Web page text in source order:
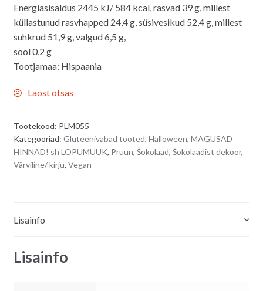
Energiasisaldus 2445 kJ/ 584 kcal, rasvad 39 g, millest
küllastunud rasvhapped 24,4 g, süsivesikud 52,4 g, millest
suhkrud 51,9 g, valgud 6,5 g,
sool 0,2 g
Tootjamaa: Hispaania
Laost otsas
Tootekood: PLM055
Kategooriad: Gluteenivabad tooted, Halloween, MAGUSAD
HINNAD! sh LÕPUMÜÜK, Pruun, Šokolaad, Šokolaadist dekoor,
Värviline/ kirju, Vegan
Lisainfo
Lisainfo